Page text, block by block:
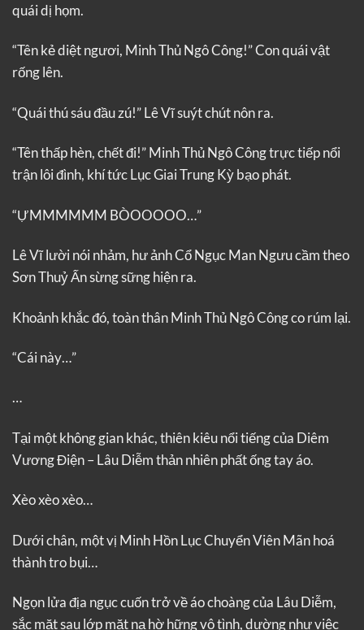
quái dị họm.
“Tên kẻ diệt ngươi, Minh Thủ Ngô Công!” Con quái vật
rống lên.
“Quái thú sáu đầu zú!” Lê Vĩ suýt chút nôn ra.
“Tên thấp hèn, chết đi!” Minh Thủ Ngô Công trực tiếp nổi
trận lôi đình, khí tức Lục Giai Trung Kỳ bạo phát.
“ỰMMMMMM BÒOOOOO…”
Lê Vĩ lười nói nhảm, hư ảnh Cổ Ngục Man Ngưu cầm theo
Sơn Thuỷ Ấn sừng sững hiện ra.
Khoảnh khắc đó, toàn thân Minh Thủ Ngô Công co rúm lại.
“Cái này…”
…
Tại một không gian khác, thiên kiêu nổi tiếng của Diêm
Vương Điện – Lâu Diễm thản nhiên phất ống tay áo.
Xèo xèo xèo…
Dưới chân, một vị Minh Hồn Lục Chuyển Viên Mãn hoá
thành tro bụi…
Ngọn lửa địa ngục cuốn trở về áo choàng của Lâu Diễm,
sắc mặt sau lớp mặt nạ hờ hững vô tình, dường như việc